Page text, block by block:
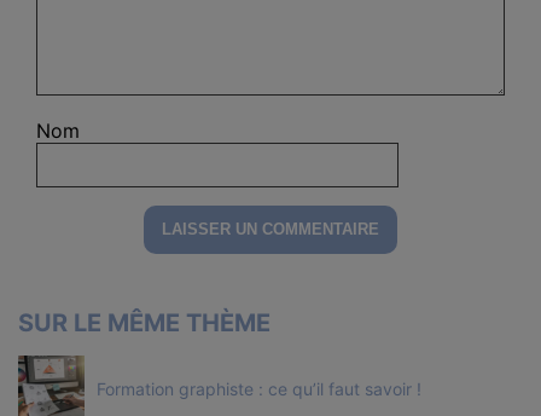
Nom
SUR LE MÊME THÈME
Formation graphiste : ce qu’il faut savoir !